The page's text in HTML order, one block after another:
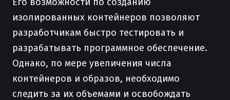
изолированных контейнеров позволяют
разработчикам быстро тестировать и
разрабатывать программное обеспечение.
Однако, по мере увеличения числа
контейнеров и образов, необходимо
следить за их объемами и освобождать